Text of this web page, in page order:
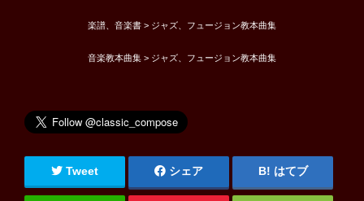
楽譜、音楽書 > ジャズ、フュージョン教本曲集
音楽教本曲集 > ジャズ、フュージョン教本曲集
Tweet シェア はてブ